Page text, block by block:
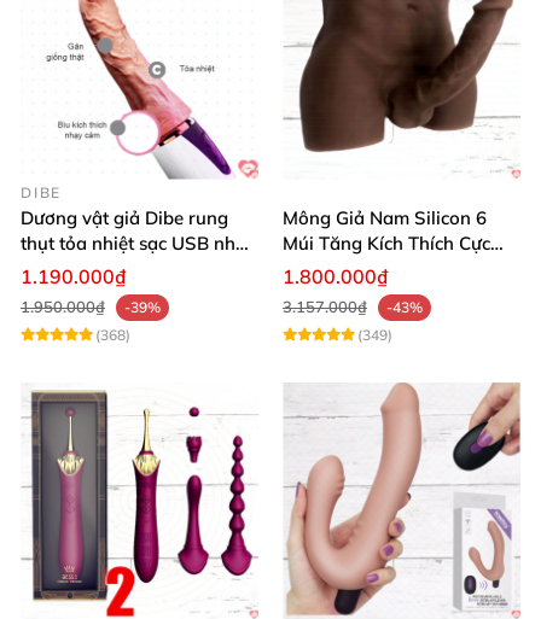
DIBE
Dương vật giả Dibe rung
thụt tỏa nhiệt sạc USB nhập
khẩu giá tốt
1.190.000₫
1.950.000₫
-39%
(368)
Mông Giả Nam Silicon 6
Múi Tăng Kích Thích Cực
Mạnh
1.800.000₫
3.157.000₫
-43%
(349)